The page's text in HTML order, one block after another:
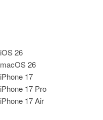
iOS 26
macOS 26
iPhone 17
iPhone 17 Pro
iPhone 17 Air